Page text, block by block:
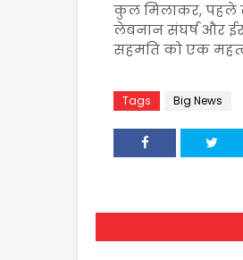
कुल मिलाकर, पहले
लेबनान संघर्ष और
सहमति को एक
Tags Big News